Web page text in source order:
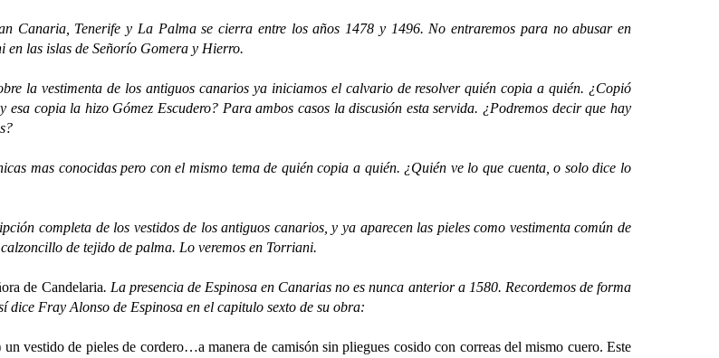
Tenerife y La Palma se cierra entre los años 1478 y 1496. No entraremos para no abusar en
en las islas de Señorío Gomera y Hierro.
vestimenta de los antiguos canarios ya iniciamos el calvario de resolver quién copia a quién. ¿Copió
copia la hizo Gómez Escudero? Para ambos casos la discusión esta servida. ¿Podremos decir que hay
conocidas pero con el mismo tema de quién copia a quién. ¿Quién ve lo que cuenta, o solo dice lo
completa de los vestidos de los antiguos canarios, y ya aparecen las pieles como vestimenta común de
de tejido de palma. Lo veremos en Torriani.
de Candelaria. La presencia de Espinosa en Canarias no es nunca anterior a 1580. Recordemos de forma
dice Fray Alonso de Espinosa en el capitulo sexto de su obra:
vestido de pieles de cordero…a manera de camisón sin pliegues cosido con correas del mismo cuero. Este